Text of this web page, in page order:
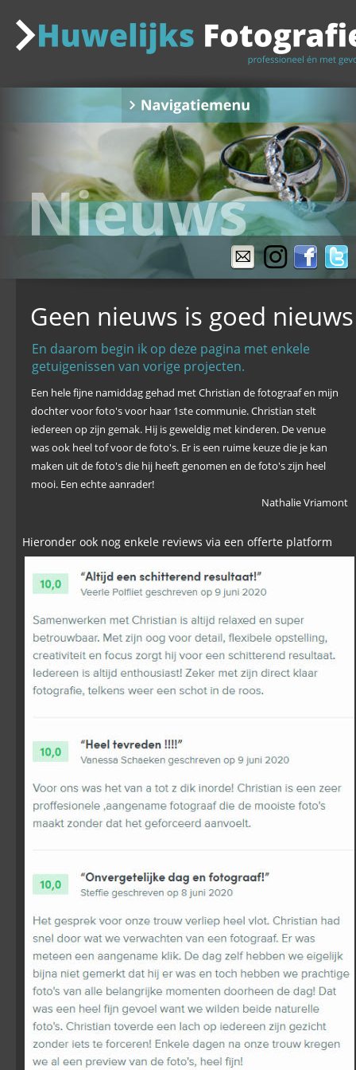
Geen nieuws is goed nieuws
En daarom begin ik op deze pagina met enkele
getuigenissen van vorige projecten.
Hieronder ook nog enkele reviews via een offerte platform
Een hele fijne namiddag gehad met Christian de fotograaf en mijn
dochter voor foto's voor haar 1ste communie. Christian stelt
iedereen op zijn gemak. Hij is geweldig met kinderen. De venue
was ook heel tof voor de foto's. Er is een ruime keuze die je kan
maken uit de foto's die hij heeft genomen en de foto's zijn heel
mooi. Een echte aanrader!
Nathalie Vriamont